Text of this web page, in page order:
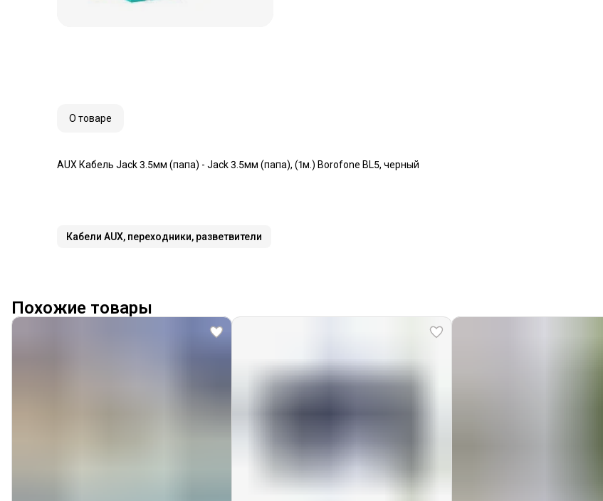
О товаре
AUX Кабель Jack 3.5мм (папа) - Jack 3.5мм (папа), (1м.) Borofone BL5, черный
Кабели AUX, переходники, разветвители
Похожие товары